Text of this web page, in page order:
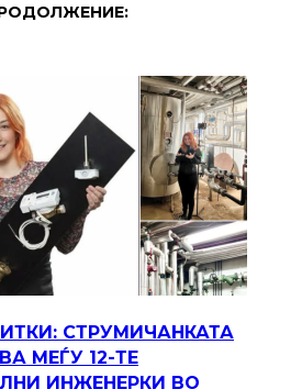
СТРУМИЧАНКАТА
МЕЃУ 12-ТЕ
ИНЖЕНЕРКИ ВО